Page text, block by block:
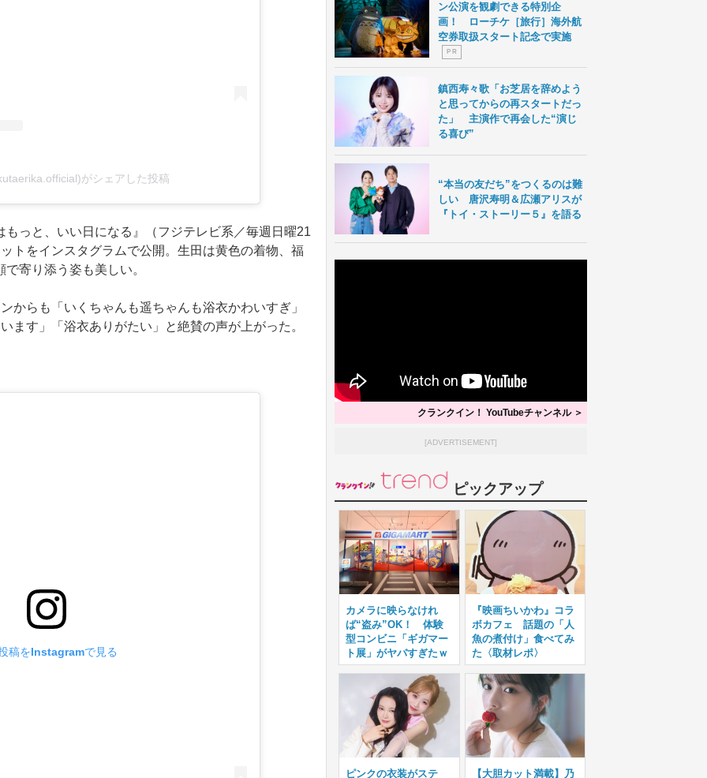
がシェアした投稿
っと、いい日になる』（フジテレビ系／毎週日曜21
トをインスタグラムで公開。生田は黄色の着物、福
寄り添う姿も美しい。
らも「いくちゃんも遥ちゃんも浴衣かわいすぎ」
ます」「浴衣ありがたい」と絶賛の声が上がった。
稿をInstagramで見る
ン公演を観劇できる特別企
画！ ローチケ［旅行］海外航
空券取扱スタート記念で実施
P R
鎮西寿々歌「お芝居を辞めよう
と思ってからの再スタートだっ
た」 主演作で再会した“演じ
る喜び”
“本当の友だち”をつくるのは難
しい 唐沢寿明＆広瀬アリスが
『トイ・ストーリー５』を語る
クランクイン！ YouTubeチャンネル ＞
[ADVERTISEMENT]
ピックアップ
カメラに映らなけれ
ば“盗み”OK！ 体験
型コンビニ「ギガマー
ト展」がヤバすぎたｗ
『映画ちいかわ』コラ
ボカフェ 話題の「人
魚の煮付け」食べてみ
た〈取材レポ〉
ピンクの衣装がステ 【大胆カット満載】乃